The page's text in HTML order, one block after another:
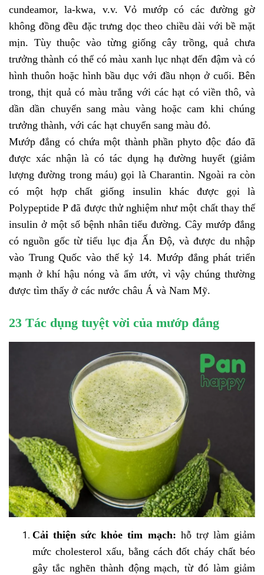
cundeamor, la-kwa, v.v. Vỏ mướp có các đường gờ
không đồng đều đặc trưng dọc theo chiều dài với bề mặt
mịn. Tùy thuộc vào từng giống cây trồng, quả chưa
trưởng thành có thể có màu xanh lục nhạt đến đậm và có
hình thuôn hoặc hình bầu dục với đầu nhọn ở cuối. Bên
trong, thịt quả có màu trắng với các hạt có viền thô, và
dần dần chuyển sang màu vàng hoặc cam khi chúng
trưởng thành, với các hạt chuyển sang màu đỏ.
Mướp đắng có chứa một thành phần phyto độc đáo đã
được xác nhận là có tác dụng hạ đường huyết (giảm
lượng đường trong máu) gọi là Charantin. Ngoài ra còn
có một hợp chất giống insulin khác được gọi là
Polypeptide P đã được thử nghiệm như một chất thay thế
insulin ở một số bệnh nhân tiểu đường. Cây mướp đắng
có nguồn gốc từ tiểu lục địa Ấn Độ, và được du nhập
vào Trung Quốc vào thế kỷ 14. Mướp đắng phát triển
mạnh ở khí hậu nóng và ẩm ướt, vì vậy chúng thường
được tìm thấy ở các nước châu Á và Nam Mỹ.
23 Tác dụng tuyệt vời của mướp đắng
Cải thiện sức khỏe tim mạch: hỗ trợ làm giảm
mức cholesterol xấu, bằng cách đốt cháy chất béo
gây tắc nghẽn thành động mạch, từ đó làm giảm